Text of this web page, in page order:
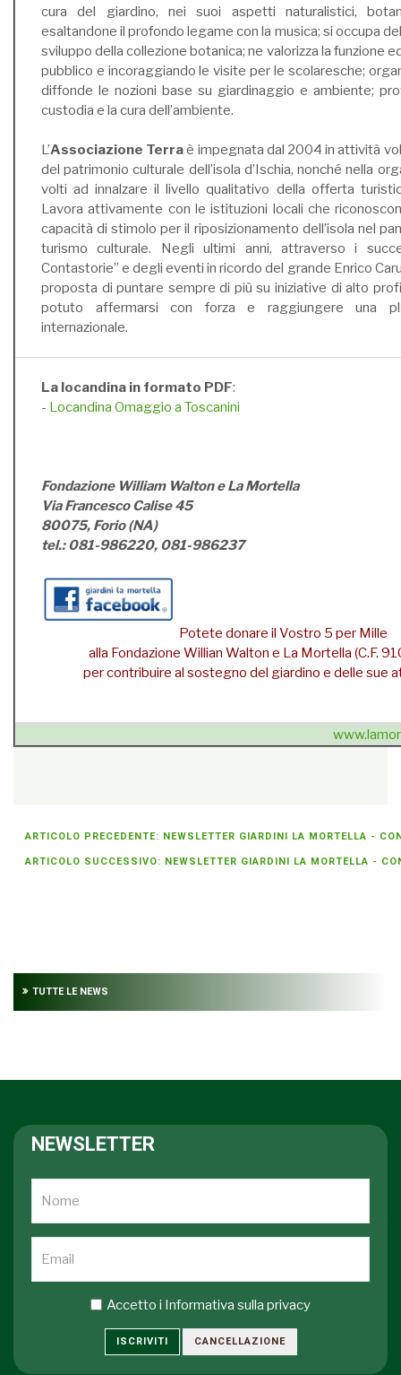
cura del giardino, nei suoi aspetti naturalistici,
esaltandone il profondo legame con la musica; si occupa
sviluppo della collezione botanica; ne valorizza la funzione
pubblico e incoraggiando le visite per le scolaresche;
diffonde le nozioni base su giardinaggio e ambiente;
custodia e la cura dell’ambiente.
L’Associazione Terraè impegnata dal 2004 in attività
del patrimonio culturale dell’isola d’Ischia, nonché nella
volti ad innalzare il livello qualitativo della offerta
Lavora attivamente con le istituzioni locali che
capacità di stimolo per il riposizionamento dell’isola nel
turismo culturale. Negli ultimi anni, attraverso i
Contastorie” e degli eventi in ricordo del grande Enrico
proposta di puntare sempre di più su iniziative di alto
potuto affermarsi con forza e raggiungere una
internazionale.
La locandina in formato PDF:
- Locandina Omaggio a Toscanini
Fondazione William Walton e La Mortella
Via Francesco Calise 45
80075, Forio (NA)
tel.: 081-986220, 081-986237
Potete donare il Vostro 5 per Mille
alla Fondazione Willian Walton e La Mortella (C.F.
per contribuire al sostegno del giardino e delle sue
ARTICOLO PRECEDENTE: NEWSLETTER GIARDINI LA MORTELLA -
ARTICOLO SUCCESSIVO: NEWSLETTER GIARDINI LA MORTELLA -
TUTTE LE NEWS
NEWSLETTER
Accetto i Informativa sulla privacy
ISCRIVITI CANCELLAZIONE